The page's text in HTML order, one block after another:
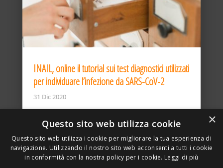
INAIL, online il tutorial sui test diagnostici utilizzati
per individuare l’infezione da SARS-CoV-2
31 Dic 2020
×
Questo sito web utilizza cookie
Questo sito web utilizza i cookie per migliorare la tua esperienza di
navigazione. Utilizzando il nostro sito web acconsenti a tutti i cookie
in conformità con la nostra policy per i cookie. Leggi di più